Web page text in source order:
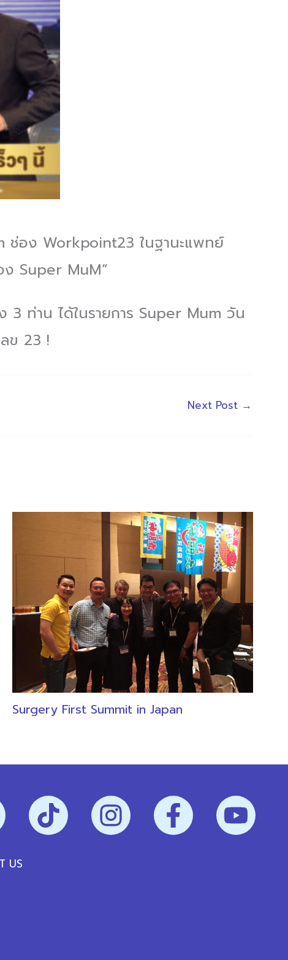
ง Workpoint23 ในฐานะแพทย์
Super MuM”
าน ได้ในรายการ Super Mum วัน
ข 23 !
Next Post →
Surgery First Summit in Japan
US
9999